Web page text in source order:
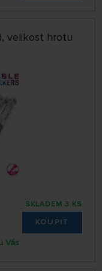
velikost hrotu
SKLADEM 3 KS
KOUPIT
Vás